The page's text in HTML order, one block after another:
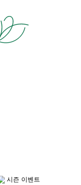
시즌 이벤트